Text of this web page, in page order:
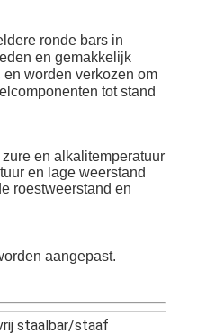
ronde bars in
en gemakkelijk
worden verkozen om
tot stand
en alkalitemperatuur
en lage weerstand
roestweerstand en
aangepast.
staalbar/staaf